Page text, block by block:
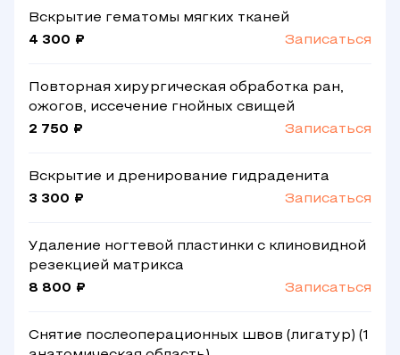
Вскрытие гематомы мягких тканей
4 300 ₽
Записаться
Повторная хирургическая обработка ран,
ожогов, иссечение гнойных свищей
2 750 ₽
Записаться
Вскрытие и дренирование гидраденита
3 300 ₽
Записаться
Удаление ногтевой пластинки с клиновидной
резекцией матрикса
8 800 ₽
Записаться
Снятие послеоперационных швов (лигатур) (1